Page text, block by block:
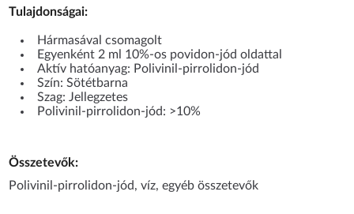
Tulajdonságai:
Hármasával csomagolt
Egyenként 2 ml 10%-os povidon-jód oldattal
Aktív hatóanyag: Polivinil-pirrolidon-jód
Szín: Sötétbarna
Szag: Jellegzetes
Polivinil-pirrolidon-jód: >10%
Összetevők:
Polivinil-pirrolidon-jód, víz, egyéb összetevők